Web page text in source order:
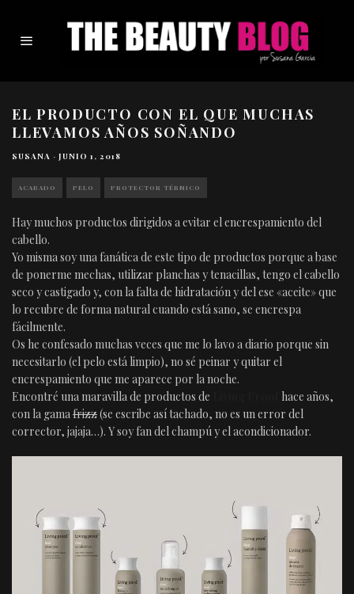
EL PRODUCTO CON EL QUE MUCHAS
LLEVAMOS AÑOS SOÑANDO
SUSANA · JUNIO 1, 2018
ACABADO PELO PROTECTOR TÉRMICO
Hay muchos productos dirigidos a evitar el encrespamiento del
cabello.
Yo misma soy una fanática de este tipo de productos porque a base
de ponerme mechas, utilizar planchas y tenacillas, tengo el cabello
seco y castigado y, con la falta de hidratación y del ese «aceite» que
lo recubre de forma natural cuando está sano, se encrespa
fácilmente.
Os he confesado muchas veces que me lo lavo a diario porque sin
necesitarlo (el pelo está limpio), no sé peinar y quitar el
encrespamiento que me aparece por la noche.
Encontré una maravilla de productos de
hace años,
con la gamafrizz(se escribe así tachado, no es un error del
corrector, jajaja…). Y soy fan del champú y el acondicionador.